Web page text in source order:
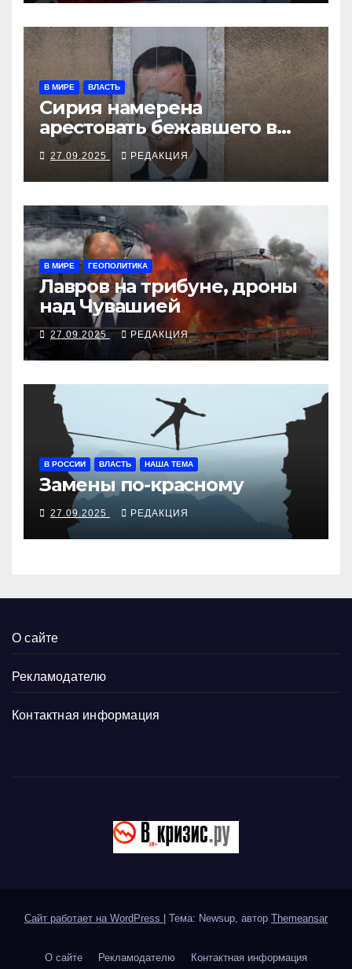
В МИРЕ ВЛАСТЬ
Сирия намерена
арестовать бежавшего в
Москву экс-диктатора
27.09.2025 РЕДАКЦИЯ
В МИРЕ ГЕОПОЛИТИКА
Лавров на трибуне, дроны
над Чувашией
27.09.2025 РЕДАКЦИЯ
В РОССИИ ВЛАСТЬ НАША ТЕМА
Замены по-красному
27.09.2025 РЕДАКЦИЯ
О сайте
Рекламодателю
Контактная информация
Сайт работает на WordPress | Тема: Newsup, автор Themeansar
О сайте Рекламодателю Контактная информация